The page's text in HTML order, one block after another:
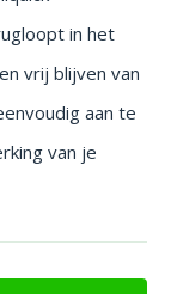
in het
vrij blijven van
aan te
van je